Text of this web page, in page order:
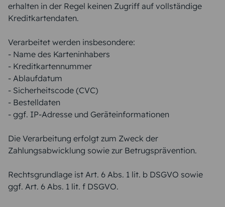
erhalten in der Regel keinen Zugriff auf vollständige
Kreditkartendaten.
Verarbeitet werden insbesondere:
- Name des Karteninhabers
- Kreditkartennummer
- Ablaufdatum
- Sicherheitscode (CVC)
- Bestelldaten
- ggf. IP-Adresse und Geräteinformationen
Die Verarbeitung erfolgt zum Zweck der
Zahlungsabwicklung sowie zur Betrugsprävention.
Rechtsgrundlage ist Art. 6 Abs. 1 lit. b DSGVO sowie
ggf. Art. 6 Abs. 1 lit. f DSGVO.